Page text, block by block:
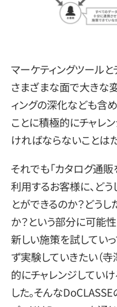
マーケティングツール
さまざまな面で大きな
ィングの深化なども含
ことに積極的にチャレ
ければならないことは
それでも「カタログ通
利用するお客様に、ど
とができるのか？どう
か？という部分に可能性
新しい施策を試してい
ず実験していきたい（寺
的にチャレンジしてい
した。そんな